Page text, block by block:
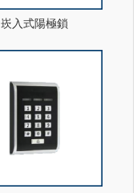
崁入式陽極鎖